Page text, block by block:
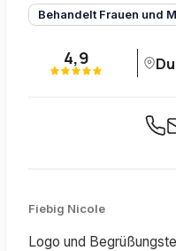
Behandelt Frauen und
4,9
Fiebig Nicole
Logo und